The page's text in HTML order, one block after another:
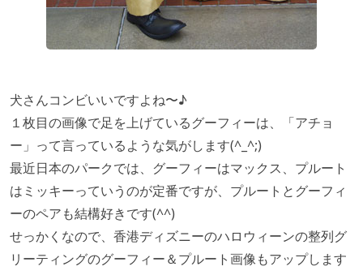
犬さんコンビいいですよね〜♪
１枚目の画像で足を上げているグーフィーは、「アチョ
ー」って言っているような気がします(^_^;)
最近日本のパークでは、グーフィーはマックス、プルート
はミッキーっていうのが定番ですが、プルートとグーフィ
ーのペアも結構好きです(^^)
せっかくなので、香港ディズニーのハロウィーンの整列グ
リーティングのグーフィー＆プルート画像もアップします